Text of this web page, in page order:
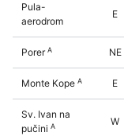
Pula-
aerodrom
E
PorerA NE
Monte Kope A E
Sv. Ivan na
pučini A W